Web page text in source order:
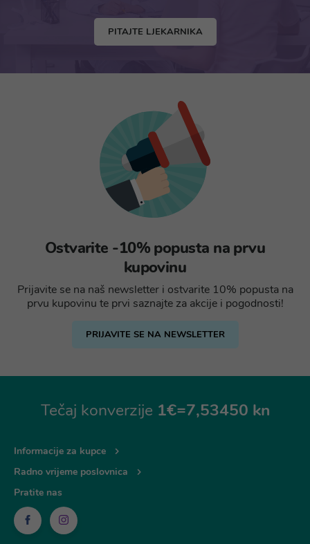
PITAJTE LJEKARNIKA
Ostvarite -10% popusta na prvu
kupovinu
Prijavite se na naš newsletter i ostvarite 10% popusta na
prvu kupovinu te prvi saznajte za akcije i pogodnosti!
PRIJAVITE SE NA NEWSLETTER
Tečaj konverzije 1€=7,53450 kn
Informacije za kupce
Radno vrijeme poslovnica
Pratite nas